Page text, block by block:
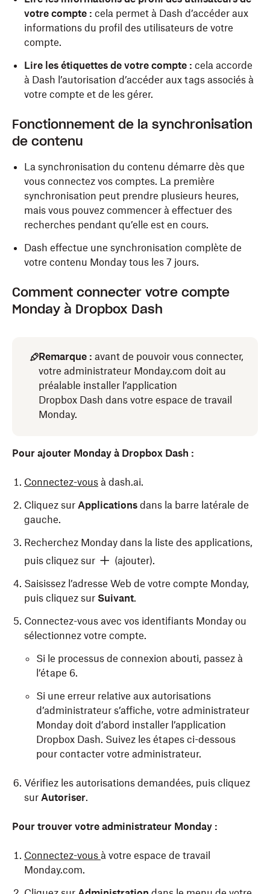
votre compte : cela permet à Dash d’accéder aux
informations du profil des utilisateurs de votre
compte.
Lire les étiquettes de votre compte : cela accorde
à Dash l’autorisation d’accéder aux tags associés à
votre compte et de les gérer.
Fonctionnement de la synchronisation
de contenu
La synchronisation du contenu démarre dès que
vous connectez vos comptes. La première
synchronisation peut prendre plusieurs heures,
mais vous pouvez commencer à effectuer des
recherches pendant qu’elle est en cours.
Dash effectue une synchronisation complète de
votre contenu Monday tous les 7 jours.
Comment connecter votre compte
Monday à Dropbox Dash
Remarque : avant de pouvoir vous connecter,
votre administrateur Monday.com doit au
préalable installer l’application
Dropbox Dash dans votre espace de travail
Monday.
Pour ajouter Monday à Dropbox Dash :
Connectez-vous à dash.ai.
Cliquez sur Applications dans la barre latérale de
gauche.
Recherchez Monday dans la liste des applications,
puis cliquez sur
(ajouter).
Saisissez l’adresse Web de votre compte Monday,
puis cliquez sur Suivant.
Connectez-vous avec vos identifiants Monday ou
sélectionnez votre compte.
Si le processus de connexion abouti, passez à
l’étape 6.
Si une erreur relative aux autorisations
d’administrateur s’affiche, votre administrateur
Monday doit d’abord installer l’application
Dropbox Dash. Suivez les étapes ci-dessous
pour contacter votre administrateur.
Vérifiez les autorisations demandées, puis cliquez
sur Autoriser.
Pour trouver votre administrateur Monday :
Connectez-vous à votre espace de travail
Monday.com.